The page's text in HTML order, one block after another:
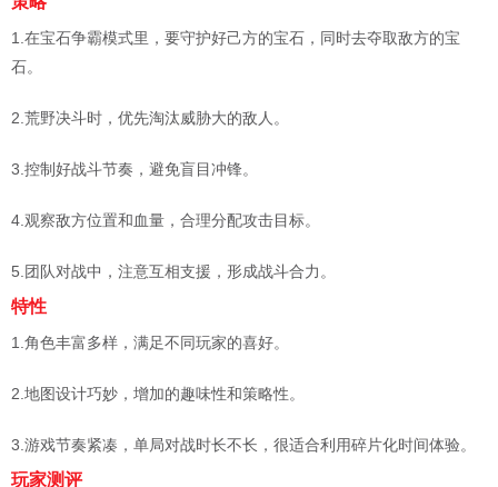
1.在宝石争霸模式里，要守护好己方的宝石，同时去夺取敌方的宝
石。
2.荒野决斗时，优先淘汰威胁大的敌人。
3.控制好战斗节奏，避免盲目冲锋。
4.观察敌方位置和血量，合理分配攻击目标。
5.团队对战中，注意互相支援，形成战斗合力。
特性
1.角色丰富多样，满足不同玩家的喜好。
2.地图设计巧妙，增加的趣味性和策略性。
3.游戏节奏紧凑，单局对战时长不长，很适合利用碎片化时间体验。
玩家测评